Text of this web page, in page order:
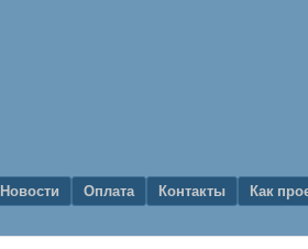
Новости Оплата Контакты Как